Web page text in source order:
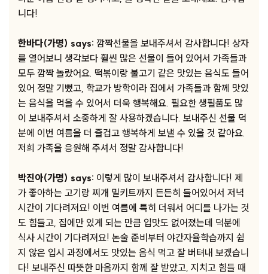
니다!
한바다(가명) says: 깜짝선물을 보내주셔서 감사합니다! 상자
를 열어보니 생각보다 훨씬 많은 선물이 들어 있어서 가족들과
모두 깜짝 놀랐어요. 떡볶이랑 불고기 같은 맛있는 음식도 들어
있어 정말 기뻤고, 학교가 방학이라 집에서 가족들과 함께 맛있
는 음식을 먹을 수 있어서 더욱 행복해요. 필요한 생필품도 많
이 보내주셔서 소중하게 잘 사용하겠습니다. 보내주신 선물 덕
분에 이번 여름을 더 즐겁고 행복하게 보낼 수 있을 것 같아요.
저희 가족을 응원해 주셔서 정말 감사합니다!
박진아(가명) says: 이렇게 많이 보내주셔서 감사합니다! 제
가 좋아하는 고기랑 찌개 밀키트까지 든든히 들어있어서 저녁
시간이 기다려져요! 이번 여름에 특히 더워서 어디를 나가는 것
도 힘들고, 집에만 있게 되는 만큼 입맛도 없어졌는데 덕분에
식사 시간이 기다려져요! 논술 준비부터 야간자율학습까지 쉽
지 않은 입시 과정에서도 맛있는 음식 먹고 잘 버텨내 보겠습니
다! 보내주신 따뜻한 마음까지 함께 잘 받았고, 지치고 힘들 때